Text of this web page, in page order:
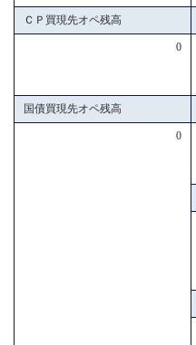
ＣＰ買現先オペ残高
0
国債買現先オペ残高
0